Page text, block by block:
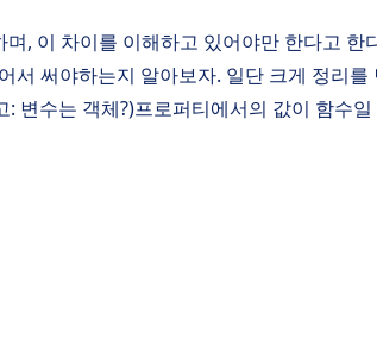
, 이 차이를 이해하고 있어야만 한다고 한
써야하는지 알아보자. 일단 크게 정리를
변수는 객체?)프로퍼티에서의 값이 함수일